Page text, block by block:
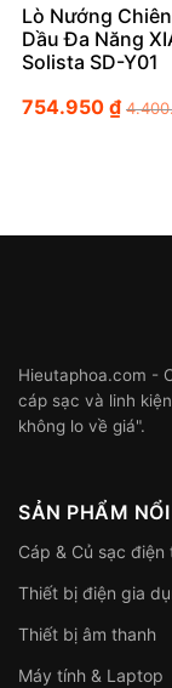
Lò Nướng
Dầu Đa Năng
Solista SD-Y01
754.950 ₫
Hieutaphoa.com -
cáp sạc và linh
không lo về giá".
SẢN PHẨM
Cáp & Củ sạc điện
Thiết bị điện gia
Thiết bị âm thanh
Máy tính & Laptop